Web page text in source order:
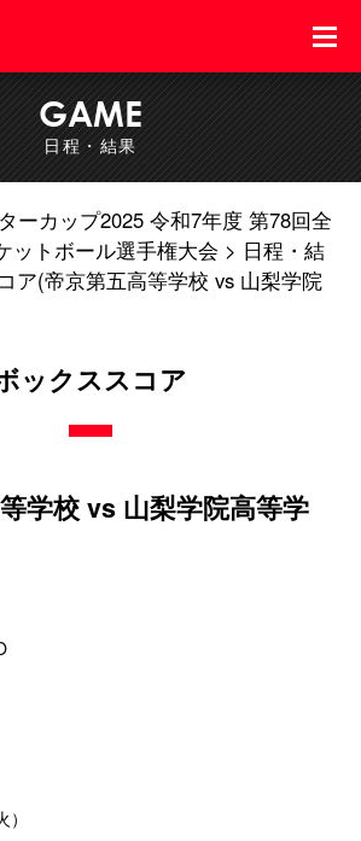
GAME
日程・結果
ーカップ2025 令和7年度 第78回全
ットボール選手権大会
日程・結
ア(帝京第五高等学校 vs 山梨学院
ックススコア
学校 vs 山梨学院高等学